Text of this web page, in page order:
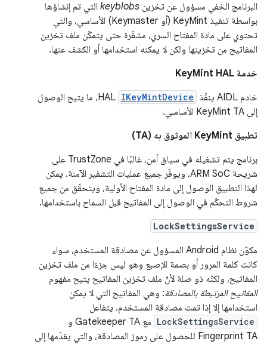
البرنامج الخفي مسؤول عن تخزين keyblobs التي تم إنشاؤها
بواسطة تنفيذ KeyMint (أو Keymaster) الأساسي، والتي
تحتوي على مادة المفتاح السري، مشفّرة حتى يتمكّن ملف تخزين
المفاتيح من تخزينها ولكن لا يمكنه استخدامها أو الكشف عنها.
خدمة KeyMint HAL
خادم AIDL ينفّذ
IKeyMintDevice
HAL، ما يتيح الوصول
إلى KeyMint TA الأساسي.
تطبيق KeyMint الموثوق به (TA)
برنامج يتم تشغيله في سياق آمن، غالبًا في TrustZone على
شريحة ARM SoC، ويوفّر جميع عمليات التشفير الآمنة. يمكن
لهذا التطبيق الوصول إلى مادة المفتاح الأولية، ويتحقّق من جميع
شروط التحكّم في الوصول إلى المفاتيح قبل السماح باستخدامها.
LockSettingsService
مكوّن نظام Android المسؤول عن مصادقة المستخدم، سواء
كانت كلمة المرور أو بصمة الإصبع وهو ليس جزءًا من ملف تخزين
المفاتيح، ولكنّه ذو صلة لأنّ ملف تخزين المفاتيح يتيح مفهوم
المفاتيح المرتبطة بالمصادقة: وهي المفاتيح التي لا يمكن
استخدامها إلا إذا تمت مصادقة المستخدم. يتفاعل
LockSettingsService
مع Gatekeeper TA و
Fingerprint TA للحصول على رموز المصادقة، والتي يقدّمها إلى